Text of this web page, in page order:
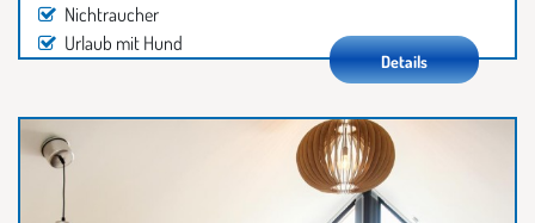
Nichtraucher
Urlaub mit Hund
Details